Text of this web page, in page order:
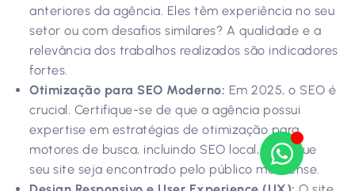
anteriores da agência. Eles têm experiência no seu
setor ou com desafios similares? A qualidade e a
relevância dos trabalhos realizados são indicadores
fortes.
Otimização para SEO Moderno: Em 2025, o SEO é
crucial. Certifique-se de que a agência possui
expertise em estratégias de otimização para
motores de busca, incluindo SEO local, para que
seu site seja encontrado pelo público mariliense.